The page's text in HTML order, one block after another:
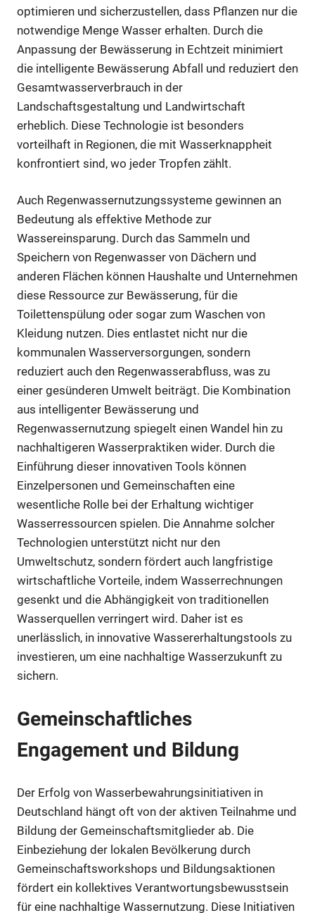
optimieren und sicherzustellen, dass Pflanzen nur die
notwendige Menge Wasser erhalten. Durch die
Anpassung der Bewässerung in Echtzeit minimiert
die intelligente Bewässerung Abfall und reduziert den
Gesamtwasserverbrauch in der
Landschaftsgestaltung und Landwirtschaft
erheblich. Diese Technologie ist besonders
vorteilhaft in Regionen, die mit Wasserknappheit
konfrontiert sind, wo jeder Tropfen zählt.
Auch Regenwassernutzungssysteme gewinnen an
Bedeutung als effektive Methode zur
Wassereinsparung. Durch das Sammeln und
Speichern von Regenwasser von Dächern und
anderen Flächen können Haushalte und Unternehmen
diese Ressource zur Bewässerung, für die
Toilettenspülung oder sogar zum Waschen von
Kleidung nutzen. Dies entlastet nicht nur die
kommunalen Wasserversorgungen, sondern
reduziert auch den Regenwasserabfluss, was zu
einer gesünderen Umwelt beiträgt. Die Kombination
aus intelligenter Bewässerung und
Regenwassernutzung spiegelt einen Wandel hin zu
nachhaltigeren Wasserpraktiken wider. Durch die
Einführung dieser innovativen Tools können
Einzelpersonen und Gemeinschaften eine
wesentliche Rolle bei der Erhaltung wichtiger
Wasserressourcen spielen. Die Annahme solcher
Technologien unterstützt nicht nur den
Umweltschutz, sondern fördert auch langfristige
wirtschaftliche Vorteile, indem Wasserrechnungen
gesenkt und die Abhängigkeit von traditionellen
Wasserquellen verringert wird. Daher ist es
unerlässlich, in innovative Wassererhaltungstools zu
investieren, um eine nachhaltige Wasserzukunft zu
sichern.
Gemeinschaftliches
Engagement und Bildung
Der Erfolg von Wasserbewahrungsinitiativen in
Deutschland hängt oft von der aktiven Teilnahme und
Bildung der Gemeinschaftsmitglieder ab. Die
Einbeziehung der lokalen Bevölkerung durch
Gemeinschaftsworkshops und Bildungsaktionen
fördert ein kollektives Verantwortungsbewusstsein
für eine nachhaltige Wassernutzung. Diese Initiativen